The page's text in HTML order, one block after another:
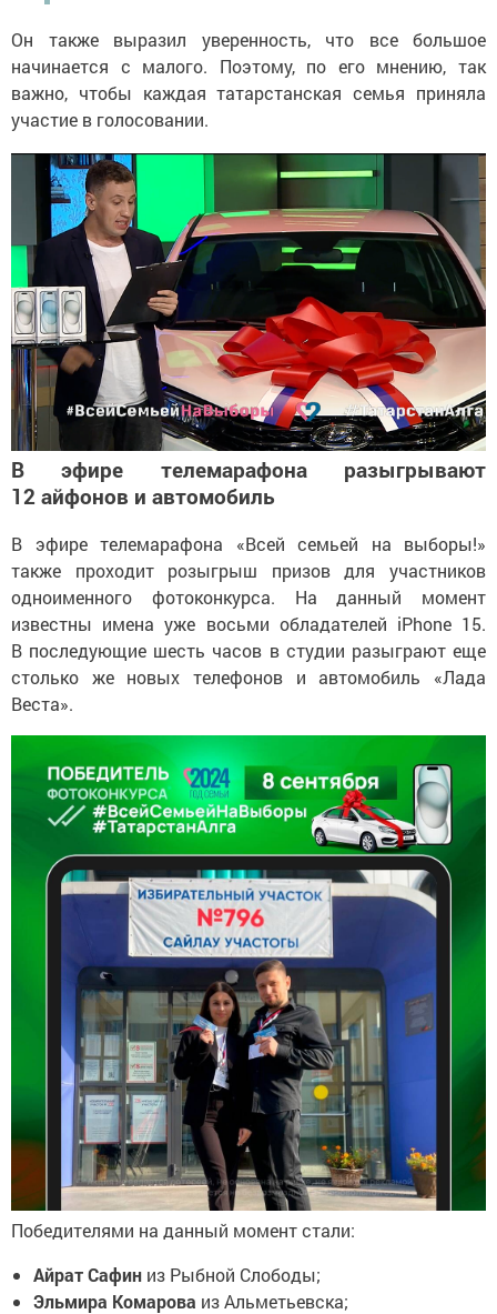
Он также выразил уверенность, что все большое
начинается с малого. Поэтому, по его мнению, так
важно, чтобы каждая татарстанская семья приняла
участие в голосовании.
В эфире телемарафона разыгрывают
12 айфонов и автомобиль
В эфире телемарафона «Всей семьей на выборы!»
также проходит розыгрыш призов для участников
одноименного фотоконкурса. На данный момент
известны имена уже восьми обладателей iPhone 15.
В последующие шесть часов в студии разыграют еще
столько же новых телефонов и автомобиль «Лада
Веста».
Победителями на данный момент стали:
Айрат Сафин из Рыбной Слободы;
Эльмира Комарова из Альметьевска;